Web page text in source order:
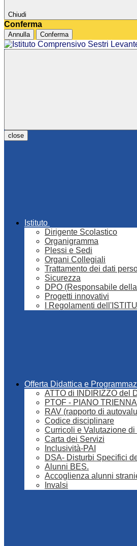
Chiudi
Conferma
Annulla Conferma
close
Istituto
Dirigente Scolastico
Organigramma
Plessi e Sedi
Organi Collegiali
Trattamento dei dati
Sicurezza
DPO (Responsabile
Progetti innovativi
I Regolamenti
Offerta Didattica e
ATTO di INDIRIZZO del
PTOF - PIANO
RAV (rapporto di
Codice disciplinare
Curricoli e Valutazione di
Carta dei Servizi
Inclusività-PAI
DSA- Disturbi Specifici
Alunni BES.
Accoglienza alunni
Invalsi